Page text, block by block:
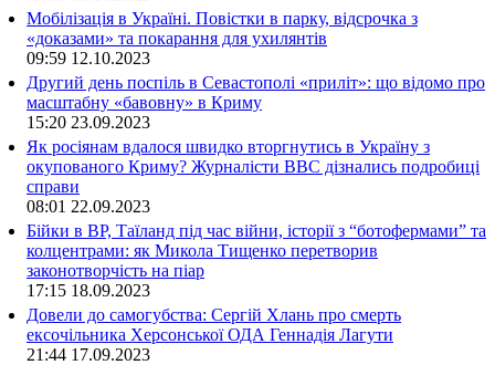
Мобілізація в Україні. Повістки в парку, відсрочка з
«доказами» та покарання для ухилянтів
09:59 12.10.2023
Другий день поспіль в Севастополі «приліт»: що відомо про
масштабну «бавовну» в Криму
15:20 23.09.2023
Як росіянам вдалося швидко вторгнутись в Україну з
окупованого Криму? Журналісти ВВС дізнались подробиці
справи
08:01 22.09.2023
Бійки в ВР, Таїланд під час війни, історії з “ботофермами” та
колцентрами: як Микола Тищенко перетворив
законотворчість на піар
17:15 18.09.2023
Довели до самогубства: Сергій Хлань про смерть
ексочільника Херсонської ОДА Геннадія Лагути
21:44 17.09.2023